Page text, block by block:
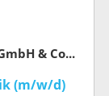
Rosenberger Hochfrequenztechnik GmbH & Co. KG
(m/w/d)